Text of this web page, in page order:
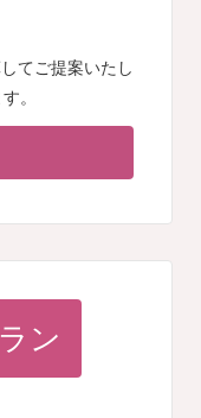
てご提案いたし
。
ン